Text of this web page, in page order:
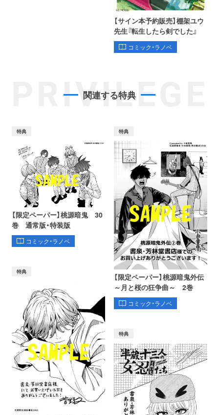
【サイン本予約販売】棚架ユウ
先生『転生したら剣でした』
コミック・ラノベ
PRIVILEGE
関連する特典
特典
【限定ペーパー】桃源暗鬼 30
巻 通常版・特装版
コミック・ラノベ
特典
【限定ペーパー】桃源暗鬼外伝
～月と桜の狂争曲～ 2巻
コミック・ラノベ
特典
特典